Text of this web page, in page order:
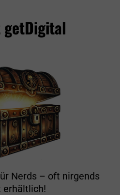
getDigital
Nerds – oft nirgends
erhältlich!